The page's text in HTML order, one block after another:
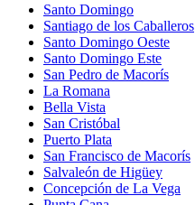
Santo Domingo
Santiago de los Caballeros
Santo Domingo Oeste
Santo Domingo Este
San Pedro de Macorís
La Romana
Bella Vista
San Cristóbal
Puerto Plata
San Francisco de Macorís
Salvaleón de Higüey
Concepción de La Vega